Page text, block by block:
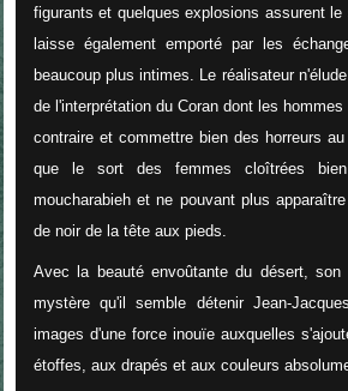
figurants et quelques explosions assurent
laisse également emporté par les
beaucoup plus intimes. Le réalisateur
de l'interprétation du Coran dont les
contraire et commettre bien des horreurs
que le sort des femmes cloîtrées
moucharabieh et ne pouvant plus
de noir de la tête aux pieds.
Avec la beauté envoûtante du désert, son
mystère qu'il semble détenir Jean-
images d'une force inouïe auxquelles
étoffes, aux drapés et aux couleurs